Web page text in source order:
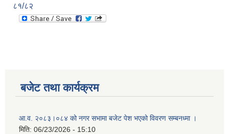
८१/८२
बजेट तथा कार्यक्रम
आ.व. २०८३।०८४ को नगर सभामा बजेट पेश भएको विवरण सम्बनध्मा ।
मिति: 06/23/2026 - 15:10